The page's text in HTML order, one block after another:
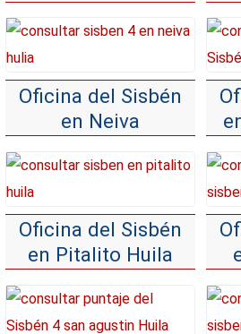
Oficina del Sisbén
en Neiva
Oficina del Sisbén
en Pitalito Huila